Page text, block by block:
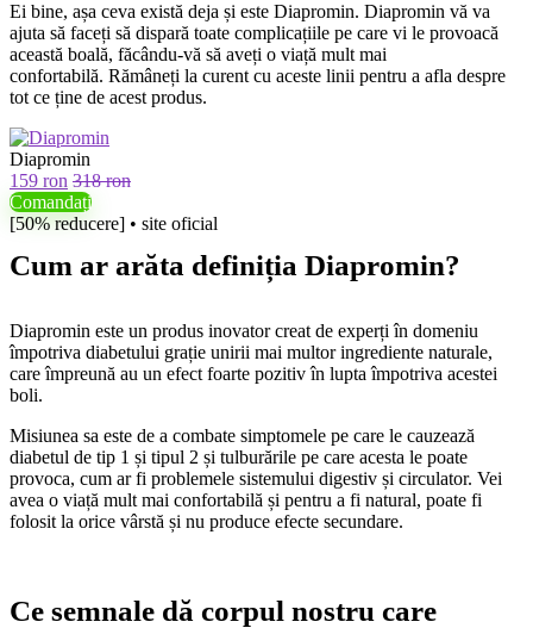
Ei bine, așa ceva există deja și este Diapromin. Diapromin vă va
ajuta să faceți să dispară toate complicațiile pe care vi le provoacă
această boală, făcându-vă să aveți o viață mult mai
confortabilă. Rămâneți la curent cu aceste linii pentru a afla despre
tot ce ține de acest produs.
Diapromin
159 ron 318 ron
Comandați
[50% reducere] • site oficial
Cum ar arăta definiția Diapromin?
Diapromin este un produs inovator creat de experți în domeniu
împotriva diabetului grație unirii mai multor ingrediente naturale,
care împreună au un efect foarte pozitiv în lupta împotriva acestei
boli.
Misiunea sa este de a combate simptomele pe care le cauzează
diabetul de tip 1 și tipul 2 și tulburările pe care acesta le poate
provoca, cum ar fi problemele sistemului digestiv și circulator. Vei
avea o viață mult mai confortabilă și pentru a fi natural, poate fi
folosit la orice vârstă și nu produce efecte secundare.
Ce semnale dă corpul nostru care